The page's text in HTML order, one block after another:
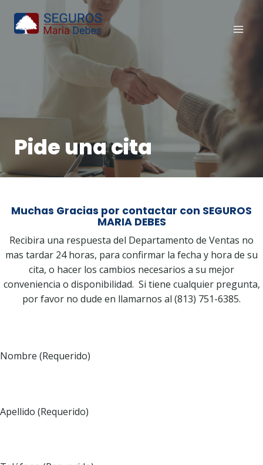
contenido
Pide una cita
Muchas Gracias por contactar con SEGUROS
MARIA DEBES
Recibira una respuesta del Departamento de Ventas no
mas tardar 24 horas, para confirmar la fecha y hora de su
cita, o hacer los cambios necesarios a su mejor
conveniencia o disponibilidad. Si tiene cualquier pregunta,
por favor no dude en llamarnos al (813) 751-6385.
Nombre (Requerido)
Apellido (Requerido)